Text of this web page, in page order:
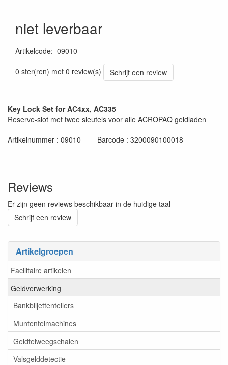
Artikelgroepen
Facilitaire artikelen
Geldverwerking
Bankbiljettentellers
Muntentelmachines
Geldtelweegschalen
Valsgelddetectie
niet leverbaar
Artikelcode: 09010
0 ster(ren) met 0 review(s)
Schrijf een review
Key Lock Set for AC4xx, AC335
Reserve-slot met twee sleutels voor alle ACROPAQ geldladen
Artikelnummer : 09010 Barcode : 3200090100018
Reviews
Er zijn geen reviews beschikbaar in de huidige taal
Schrijf een review